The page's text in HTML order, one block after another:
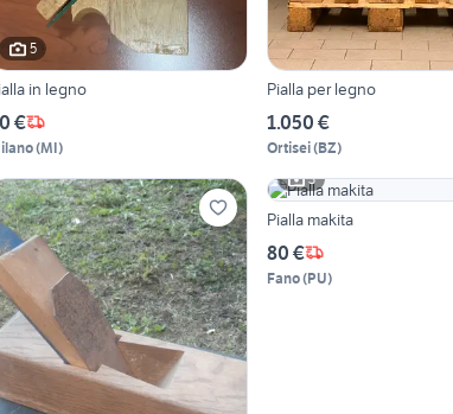
5
in legno
€
(MI)
Pialla per legno
1.050 €
Ortisei(BZ)
3
Pialla makita
80 €
Fano(PU)